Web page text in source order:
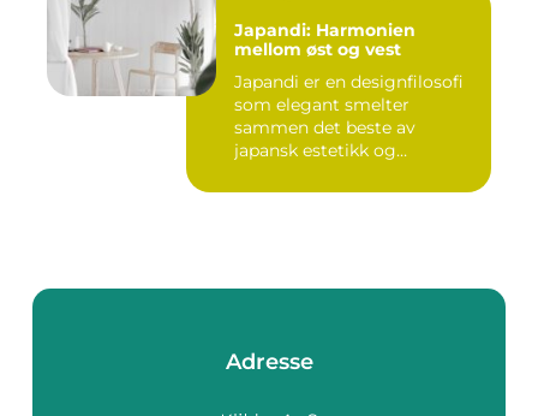
Japandi: Harmonien
mellom øst og vest
Japandi er en designfilosofi
som elegant smelter
sammen det beste av
japansk estetikk og
Adresse